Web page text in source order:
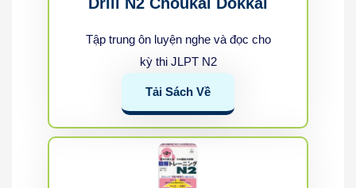
Tập trung ôn luyện nghe và đọc cho
kỳ thi JLPT N2
Tải Sách Về